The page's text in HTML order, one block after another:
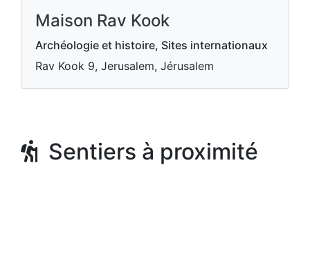
Maison Rav Kook
Archéologie et histoire, Sites internationaux
Rav Kook 9, Jerusalem, Jérusalem
Sentiers à proximité